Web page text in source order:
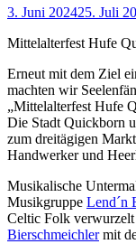
Posted
3. Juni 202425. Juli
Mittelalterfest Hufe
Erneut mit dem Ziel
machten wir
„Mittelalterfest Hufe
Die Stadt Quickborn
zum dreitägigen
Handwerker und
Musikalische
Musikgruppe Lend´n
Celtic Folk
Bierschmeichlermit